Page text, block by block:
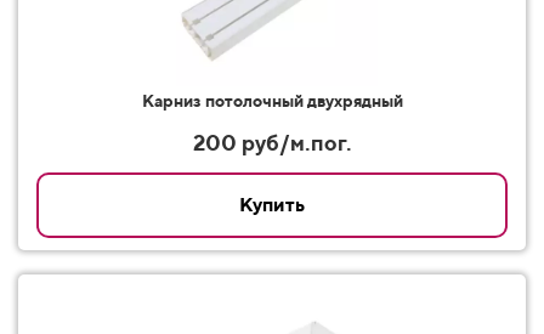
Карниз потолочный двухрядный
200 руб/м.пог.
Купить